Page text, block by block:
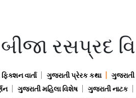
બીજા રસપ્રદ
વાર્તા ગુજરાતી પ્રેરક કથા
ગુજરાતી મહિલા વિશેષ ગુજરાતી નાટક